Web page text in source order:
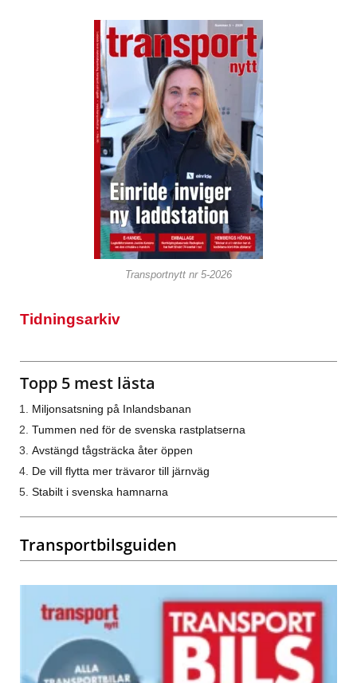
Transportnytt nr 5-2026
Tidningsarkiv
Topp 5 mest lästa
Miljonsatsning på Inlandsbanan
Tummen ned för de svenska rastplatserna
Avstängd tågsträcka åter öppen
De vill flytta mer trävaror till järnväg
Stabilt i svenska hamnarna
Transportbilsguiden